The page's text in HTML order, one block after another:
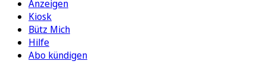
Anzeigen
Kiosk
Bütz Mich
Hilfe
Abo kündigen